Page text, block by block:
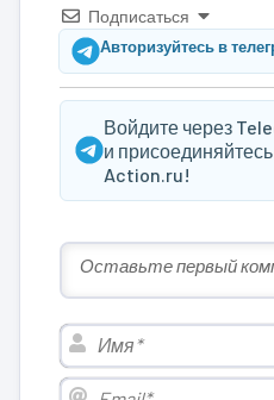
Подписаться
Авторизуйтесь в
Войдите через
и
Action.ru!